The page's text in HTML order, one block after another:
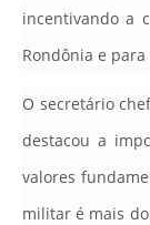
incentivando a
Rondônia e para
O secretário
destacou a
valores
militar é mais